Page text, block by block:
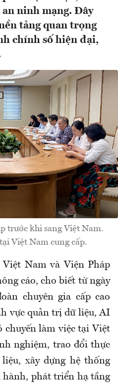
ninh mạng. Đây
tảng quan trọng
chính số hiện đại,
trước khi sang Việt Nam.
Việt Nam cung cấp.
Nam và Viện Pháp
cáo, cho biết từ ngày
chuyên gia cấp cao
vực quản trị dữ liệu, AI
chuyến làm việc tại Việt
nghiệm, trao đổi thực
xây dựng hệ thống
phát triển hạ tầng